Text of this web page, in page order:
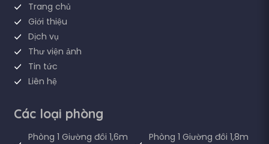
Trang chủ
Giới thiệu
Dịch vụ
Thư viện ảnh
Tin tức
Liên hệ
Các loại phòng
Phòng 1 Giường đôi 1,6m
Phòng 1 Giường đôi 1,8m